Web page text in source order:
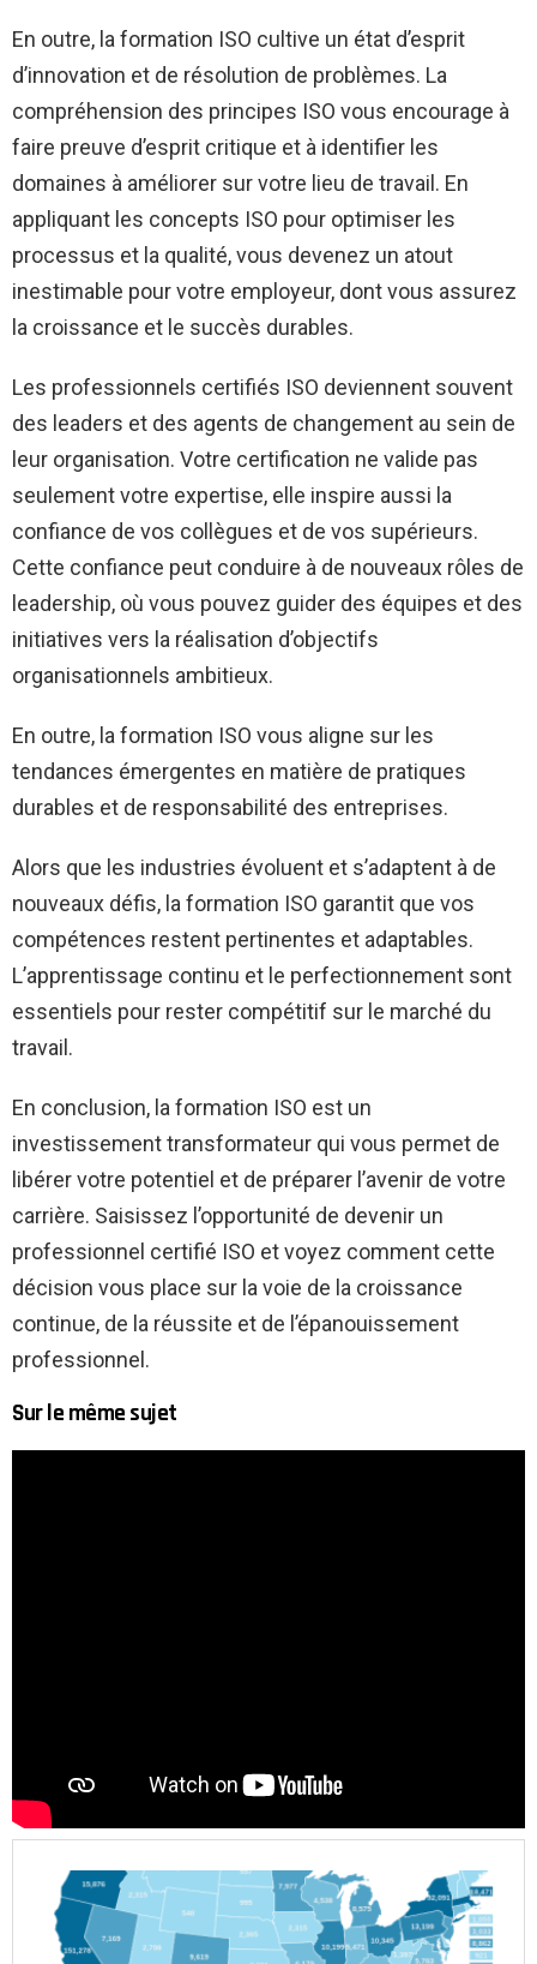
En outre, la formation ISO cultive un état d’esprit
d’innovation et de résolution de problèmes. La
compréhension des principes ISO vous encourage à
faire preuve d’esprit critique et à identifier les
domaines à améliorer sur votre lieu de travail. En
appliquant les concepts ISO pour optimiser les
processus et la qualité, vous devenez un atout
inestimable pour votre employeur, dont vous assurez
la croissance et le succès durables.
Les professionnels certifiés ISO deviennent souvent
des leaders et des agents de changement au sein de
leur organisation. Votre certification ne valide pas
seulement votre expertise, elle inspire aussi la
confiance de vos collègues et de vos supérieurs.
Cette confiance peut conduire à de nouveaux rôles de
leadership, où vous pouvez guider des équipes et des
initiatives vers la réalisation d’objectifs
organisationnels ambitieux.
En outre, la formation ISO vous aligne sur les
tendances émergentes en matière de pratiques
durables et de responsabilité des entreprises.
Alors que les industries évoluent et s’adaptent à de
nouveaux défis, la formation ISO garantit que vos
compétences restent pertinentes et adaptables.
L’apprentissage continu et le perfectionnement sont
essentiels pour rester compétitif sur le marché du
travail.
En conclusion, la formation ISO est un
investissement transformateur qui vous permet de
libérer votre potentiel et de préparer l’avenir de votre
carrière. Saisissez l’opportunité de devenir un
professionnel certifié ISO et voyez comment cette
décision vous place sur la voie de la croissance
continue, de la réussite et de l’épanouissement
professionnel.
Sur le même sujet